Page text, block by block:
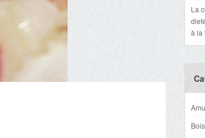
La
à la